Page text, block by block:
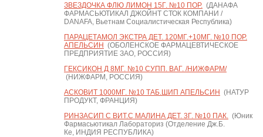
ЗВЕЗДОЧКА ФЛЮ ЛИМОН 15Г. №10 ПОР.(ДАНАФА
ФАРМАСЬЮТИКАЛ ДЖОЙНТ СТОК КОМПАНИ /
DANAFA, Вьетнам Социалистическая Республика)
ПАРАЦЕТАМОЛ ЭКСТРА ДЕТ. 120МГ.+10МГ. №10 ПОР.
АПЕЛЬСИН (ОБОЛЕНСКОЕ ФАРМАЦЕВТИЧЕСКОЕ
ПРЕДПРИЯТИЕ ЗАО, РОССИЯ)
ГЕКСИКОН Д 8МГ. №10 СУПП. ВАГ. /НИЖФАРМ/
(НИЖФАРМ, РОССИЯ)
АСКОВИТ 1000МГ. №10 ТАБ.ШИП АПЕЛЬСИН (НАТУР
ПРОДУКТ, ФРАНЦИЯ)
РИНЗАСИП С ВИТ.С МАЛИНА ДЕТ. 3Г. №10 ПАК.(Юник
Фармасьютикал Лабораториз (Отделение Дж.Б.
Ке, ИНДИЯ РЕСПУБЛИКА)